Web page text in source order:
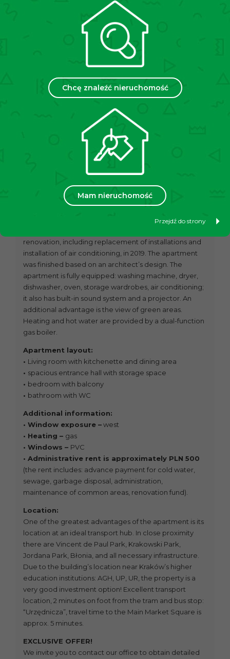
Chcę znaleźć nieruchomość
Mam nieruchomość
Przejdź do strony
Informujemy, że przed obejrzeniem nieruchomości
podpisujemy umowę pośrednictwa w wynajmie.
Apartment 54 m² in Kraków, Krowodrza –
Kraków, Krowodrza, Urzędnicza Street
3500 (negotiable)
4th floor in a 4-storey tenement building from
We offer for rent an apartment with an area of 54 m²,
located on the fourth floor of a four-storey tenement
building. The apartment consists of an entrance hall, a
spacious living room with a kitchenette, a separate
bedroom with access to a balcony, and a bathroom
renovation, including replacement of installations and
installation of air conditioning, in 2019. The apartment
was finished based on an architect’s design. The
apartment is fully equipped: washing machine, dryer,
dishwasher, oven, storage wardrobes, air conditioning;
it also has built-in sound system and a projector. An
additional advantage is the view of green areas.
Heating and hot water are provided by a dual-function
gas boiler.
Apartment layout:
• Living room with kitchenette and dining area
• spacious entrance hall with storage space
• bedroom with balcony
• bathroom with WC
Additional information:
• Window exposure –west
• Heating – gas
• Windows – PVC
• Administrative rent is approximately PLN 500
(the rent includes: advance payment for cold water,
sewage, garbage disposal, administration,
maintenance of common areas, renovation fund).
Location:
One of the greatest advantages of the apartment is its
location at an ideal transport hub. In close proximity
there are Vincent de Paul Park, Krakowski Park,
Jordana Park, Błonia, and all necessary infrastructure.
Due to the building’s location near Kraków’s higher
education institutions: AGH, UP, UR, the property is a
very good investment option! Excellent transport
location, 2 minutes on foot from the tram and bus stop:
“Urzędnicza”, travel time to the Main Market Square is
approx. 5 minutes.
EXCLUSIVE OFFER!
We invite you to contact our office to obtain detailed